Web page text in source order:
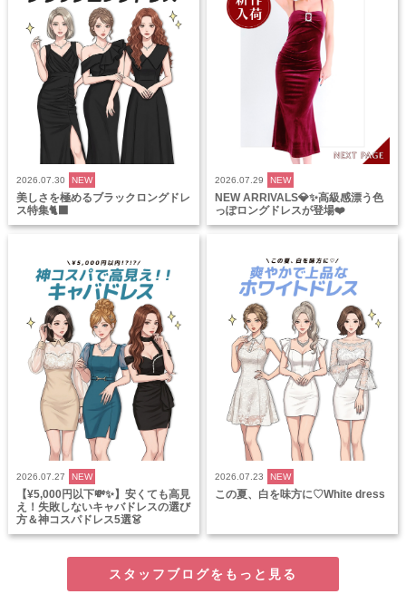
2026.07.30 NEW
美しさを極めるブラックロングドレ
ス特集🐈‍⬛
2026.07.29 NEW
NEW ARRIVALS💎✨高級感漂う色
っぽロングドレスが登場❤️
2026.07.27 NEW
【¥5,000円以下💸✨】安くても高見
え！失敗しないキャバドレスの選び
方＆神コスパドレス5選👗
2026.07.23 NEW
この夏、白を味方に♡White dress
スタッフブログをもっと見る